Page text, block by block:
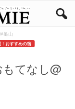
亀山
おすすめの宿
もてなし@